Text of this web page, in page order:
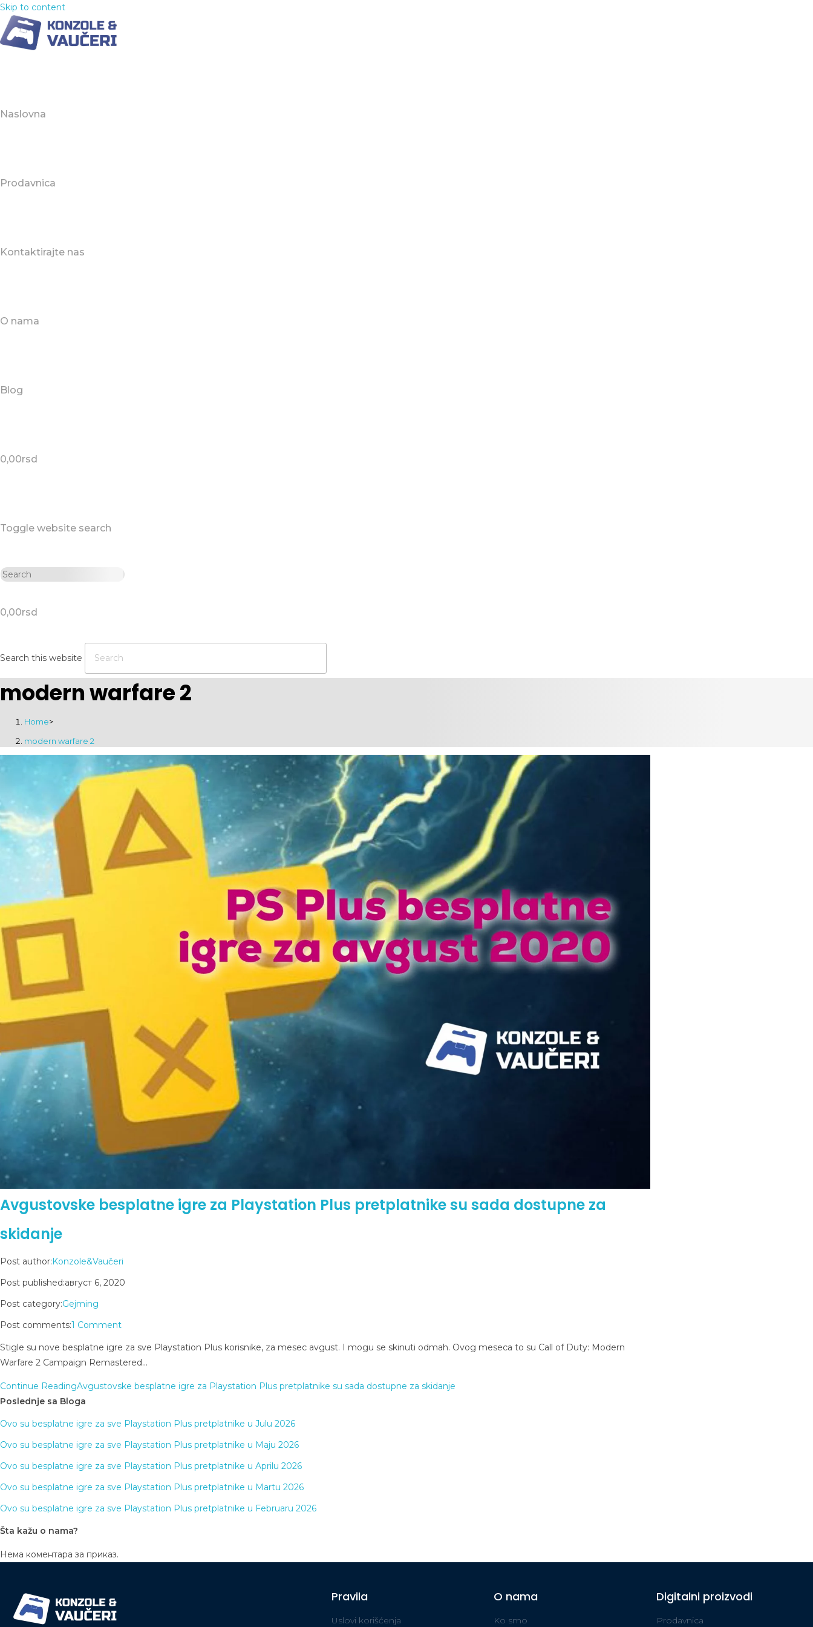
Skip to content
Naslovna
Prodavnica
Kontaktirajte nas
O nama
Blog
0,00rsd
Toggle website search
0,00rsd
Search this website
modern warfare 2
Home>
modern warfare 2
Avgustovske besplatne igre za Playstation Plus pretplatnike su sada dostupne za
skidanje
Post author:Konzole&Vaučeri
Post published:август 6, 2020
Post category:Gejming
Post comments:1 Comment
Stigle su nove besplatne igre za sve Playstation Plus korisnike, za mesec avgust. I mogu se skinuti odmah. Ovog meseca to su Call of Duty: Modern
Warfare 2 Campaign Remastered…
Continue ReadingAvgustovske besplatne igre za Playstation Plus pretplatnike su sada dostupne za skidanje
Poslednje sa Bloga
Ovo su besplatne igre za sve Playstation Plus pretplatnike u Julu 2026
Ovo su besplatne igre za sve Playstation Plus pretplatnike u Maju 2026
Ovo su besplatne igre za sve Playstation Plus pretplatnike u Aprilu 2026
Ovo su besplatne igre za sve Playstation Plus pretplatnike u Martu 2026
Ovo su besplatne igre za sve Playstation Plus pretplatnike u Februaru 2026
Šta kažu o nama?
Нема коментара за приказ.
Pravila
Uslovi korišćenja
O nama
Ko smo
Digitalni proizvodi
Prodavnica